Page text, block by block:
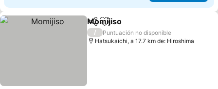
CompartirAgregar a favoritos
Momijiso
/
Puntuación no disponible
Hatsukaichi, a 17.7 km de: Hiroshima